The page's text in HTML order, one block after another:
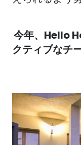
今年、Hello
クティブなチ